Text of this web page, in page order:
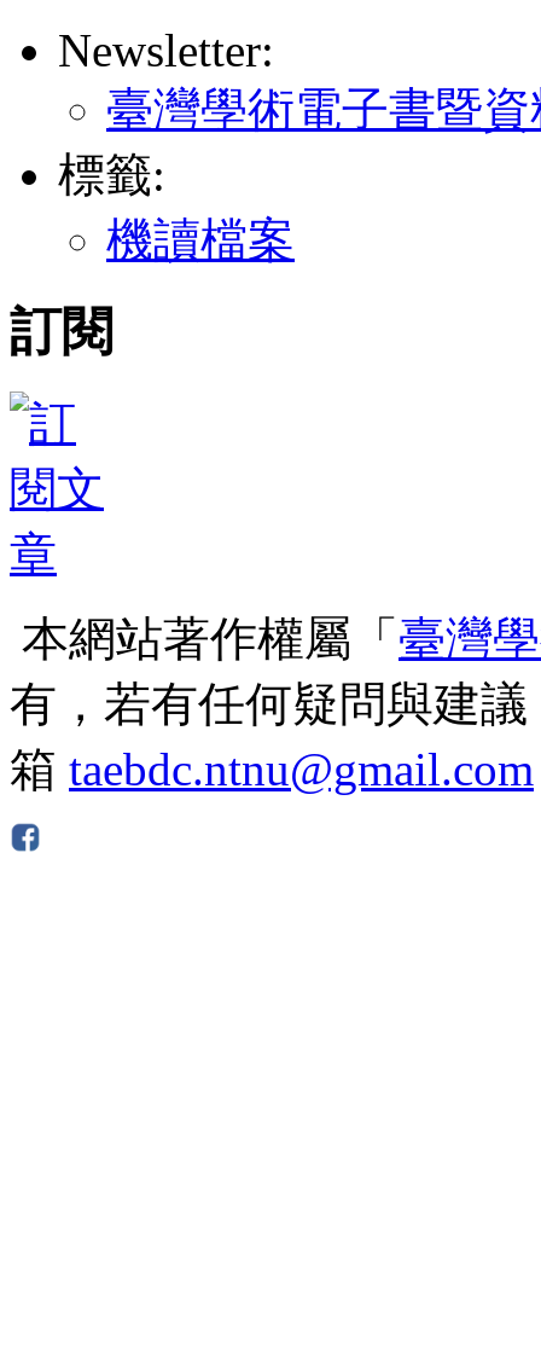
Newsletter:
臺灣學術電子書暨
標籤:
機讀檔案
訂閱
本網站著作權屬「 臺灣
有，若有任何疑問與建
箱 taebdc.ntnu@gmail.com